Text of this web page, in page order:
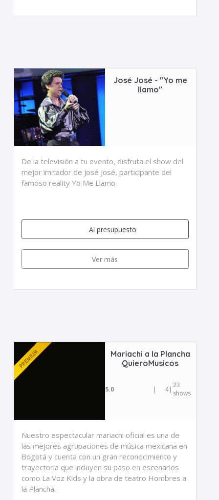
José José - "Yo me
llamo"
De la televisión a tu evento, disfruta el show del
mejor imitador de José José, participante del
famoso reality Yo Me Llamo.
Al presupuesto
Ver más
Mariachi a la Plancha
QuieroMusicos
5.0 | 4| 23
shows
Nuestro espectacular mariachi oficial es una de
las mejores agrupaciones de música mexicana en
Bogotá y cuenta con un gran reconocimiento y
trayectoria que incluyen su paso en escenarios
como La Voz Kids y la obra de teatro Hombres a
la Plancha.